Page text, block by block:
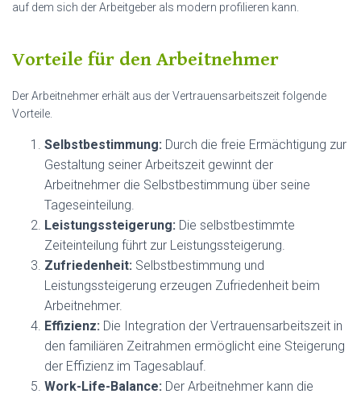
auf dem sich der Arbeitgeber als modern profilieren kann.
Vorteile für den Arbeitnehmer
Der Arbeitnehmer erhält aus der Vertrauensarbeitszeit folgende
Vorteile.
Selbstbestimmung: Durch die freie Ermächtigung zur
Gestaltung seiner Arbeitszeit gewinnt der
Arbeitnehmer die Selbstbestimmung über seine
Tageseinteilung.
Leistungssteigerung: Die selbstbestimmte
Zeiteinteilung führt zur Leistungssteigerung.
Zufriedenheit: Selbstbestimmung und
Leistungssteigerung erzeugen Zufriedenheit beim
Arbeitnehmer.
Effizienz: Die Integration der Vertrauensarbeitszeit in
den familiären Zeitrahmen ermöglicht eine Steigerung
der Effizienz im Tagesablauf.
Work-Life-Balance: Der Arbeitnehmer kann die